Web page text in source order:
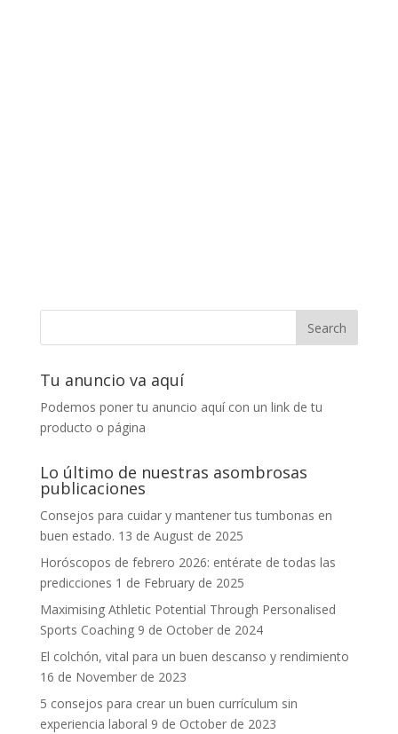
Tu anuncio va aquí
Podemos poner tu anuncio aquí con un link de tu
producto o página
Lo último de nuestras asombrosas
publicaciones
Consejos para cuidar y mantener tus tumbonas en
buen estado. 13 de August de 2025
Horóscopos de febrero 2026: entérate de todas las
predicciones 1 de February de 2025
Maximising Athletic Potential Through Personalised
Sports Coaching 9 de October de 2024
El colchón, vital para un buen descanso y rendimiento
16 de November de 2023
5 consejos para crear un buen currículum sin
experiencia laboral 9 de October de 2023